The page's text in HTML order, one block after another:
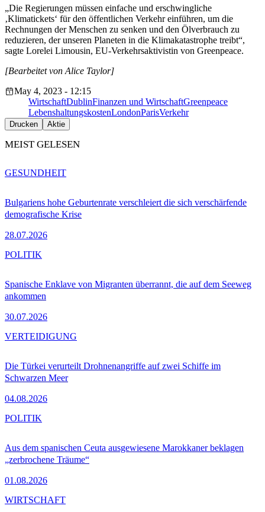
„Die Regierungen müssen einfache und erschwingliche
‚Klimatickets‘ für den öffentlichen Verkehr einführen, um die
Rechnungen der Menschen zu senken und den Ölverbrauch zu
reduzieren, der unseren Planeten in die Klimakatastrophe treibt“,
sagte Lorelei Limousin, EU-Verkehrsaktivistin von Greenpeace.
[Bearbeitet von Alice Taylor]
May 4, 2023 - 12:15
WirtschaftDublinFinanzen und WirtschaftGreenpeace
LebenshaltungskostenLondonParisVerkehr
Drucken Aktie
MEIST GELESEN
Bulgariens hohe Geburtenrate verschleiert die sich verschärfende
demografische Krise
28.07.2026
GESUNDHEIT
Spanische Enklave von Migranten überrannt, die auf dem Seeweg
ankommen
30.07.2026
POLITIK
Die Türkei verurteilt Drohnenangriffe auf zwei Schiffe im
Schwarzen Meer
04.08.2026
VERTEIDIGUNG
Aus dem spanischen Ceuta ausgewiesene Marokkaner beklagen
„zerbrochene Träume“
01.08.2026
POLITIK
WIRTSCHAFT